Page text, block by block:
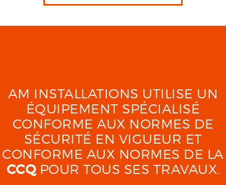
AM INSTALLATIONS UTILISE UN
ÉQUIPEMENT SPÉCIALISÉ
CONFORME AUX NORMES DE
SÉCURITÉ EN VIGUEUR ET
CONFORME AUX NORMES DE LA
CCQPOUR TOUS SES TRAVAUX.